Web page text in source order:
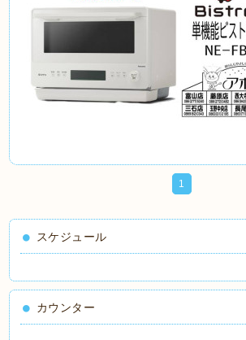
1
スケジュール
カウンター